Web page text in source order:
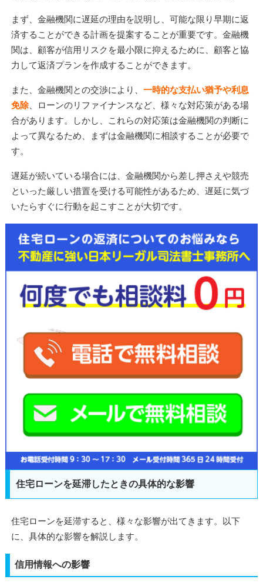
まず、金融機関に遅延の理由を説明し、可能な限り早期に返
済することができる計画を提案することが重要です。金融機
関は、顧客が信用リスクを最小限に抑えるために、顧客と協
力して返済プランを作成することができます。
また、金融機関との交渉により、 一時的な支払い猶予や利息
免除、ローンのリファイナンスなど、様々な対応策がある場
合があります。しかし、これらの対応策は金融機関の判断に
よって異なるため、まずは金融機関に相談することが必要で
す。
遅延が続いている場合には、金融機関から差し押さえや競売
といった厳しい措置を受ける可能性があるため、遅延に気づ
いたらすぐに行動を起こすことが大切です。
住宅ローンを延滞したときの具体的な影響
住宅ローンを延滞すると、様々な影響が出てきます。以下
に、具体的な影響を解説します。
信用情報への影響